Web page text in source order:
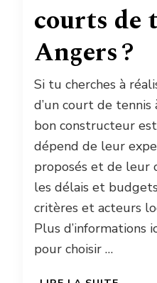
courts de
Angers ?
Si tu cherches à
d’un court de tennis
bon constructeur
dépend de leur
proposés et de leur
les délais et
critères et acteurs
Plus d’informations
pour choisir …